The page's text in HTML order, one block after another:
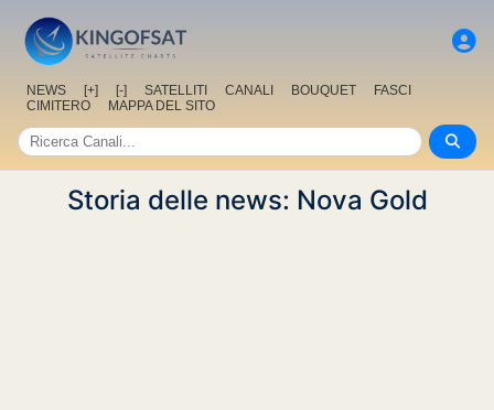
NEWS [+] [-] SATELLITI CANALI BOUQUET
FASCI
CIMITERO
MAPPA DEL SITO
Storia delle news: Nova Gold